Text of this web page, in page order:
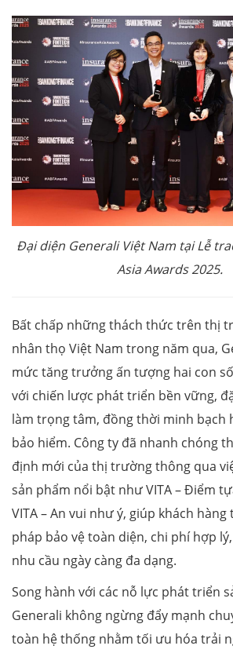
Đại diện Generali Việt Nam tại Lễ
Asia Awards 2025.
Bất chấp những thách thức trên thị
nhân thọ Việt Nam trong năm qua,
mức tăng trưởng ấn tượng hai con
với chiến lược phát triển bền vững,
làm trọng tâm, đồng thời minh bạch
bảo hiểm. Công ty đã nhanh chóng
định mới của thị trường thông qua
sản phẩm nổi bật như VITA – Điểm
VITA – An vui như ý, giúp khách hàng
pháp bảo vệ toàn diện, chi phí hợp
nhu cầu ngày càng đa dạng.
Song hành với các nỗ lực phát triển
Generali không ngừng đẩy mạnh
toàn hệ thống nhằm tối ưu hóa trải